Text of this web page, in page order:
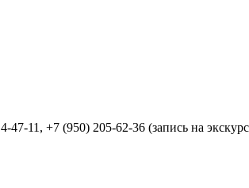
11, +7 (950) 205-62-36 (запись на